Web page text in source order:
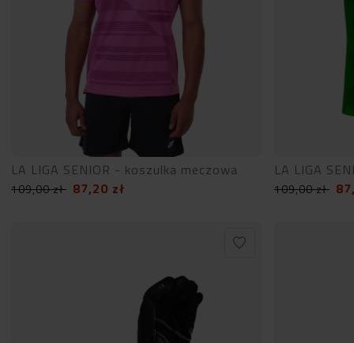
LA LIGA SENIOR - koszulka meczowa
109,00zł 87,20 zł
LA LIGA
109,00zł